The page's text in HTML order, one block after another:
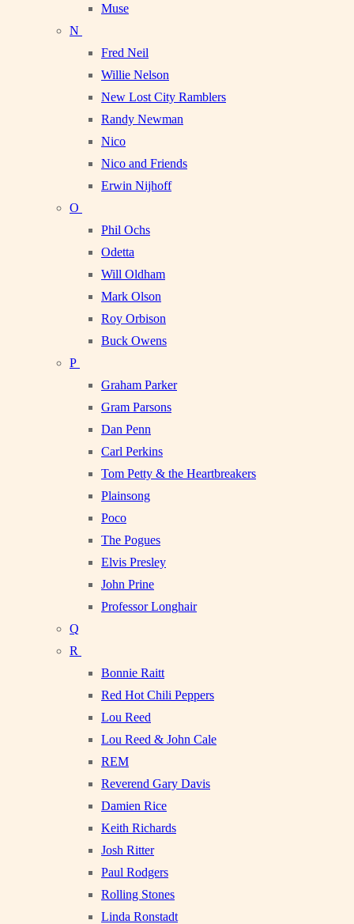
Muse
N
Fred Neil
Willie Nelson
New Lost City Ramblers
Randy Newman
Nico
Nico and Friends
Erwin Nijhoff
O
Phil Ochs
Odetta
Will Oldham
Mark Olson
Roy Orbison
Buck Owens
P
Graham Parker
Gram Parsons
Dan Penn
Carl Perkins
Tom Petty & the Heartbreakers
Plainsong
Poco
The Pogues
Elvis Presley
John Prine
Professor Longhair
Q
R
Bonnie Raitt
Red Hot Chili Peppers
Lou Reed
Lou Reed & John Cale
REM
Reverend Gary Davis
Damien Rice
Keith Richards
Josh Ritter
Paul Rodgers
Rolling Stones
Linda Ronstadt